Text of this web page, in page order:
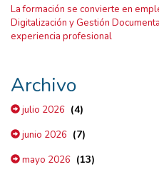
La formación se convierte en
Digitalización y Gestión
experiencia profesional
Archivo
julio 2026 (4)
junio 2026 (7)
mayo 2026 (13)